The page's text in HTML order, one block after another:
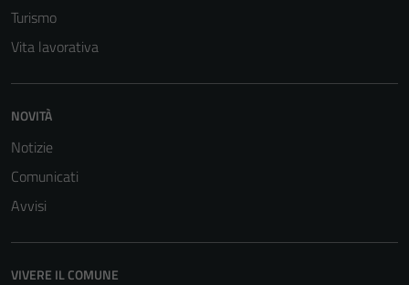
Turismo
Vita lavorativa
NOVITÀ
Notizie
Comunicati
Avvisi
VIVERE IL COMUNE